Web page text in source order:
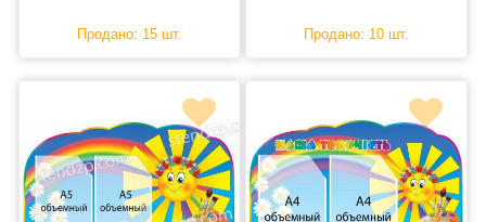
Продано: 15 шт. Продано: 10 шт.